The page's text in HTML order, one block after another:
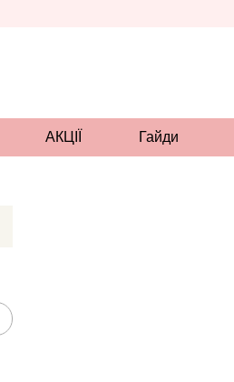
АКЦІЇ Гайди